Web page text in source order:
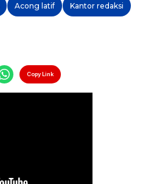
Acong latif Kantor redaksi
Copy Link